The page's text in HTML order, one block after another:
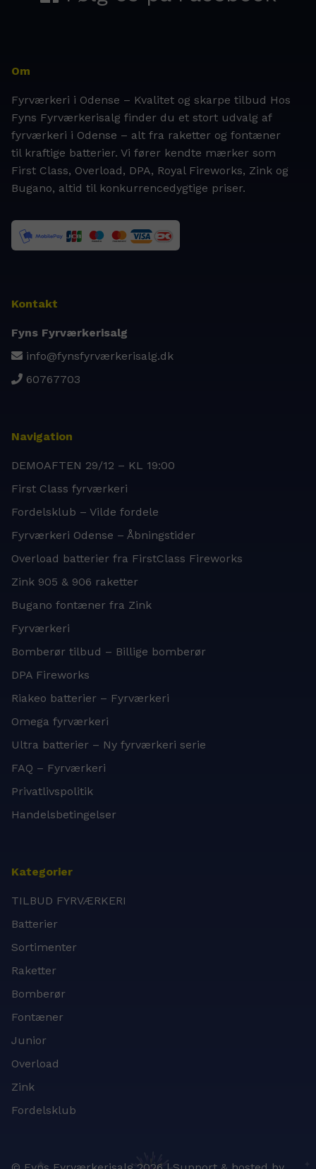
Om
Fyrværkeri i Odense – Kvalitet og skarpe tilbud Hos
Fyns Fyrværkerisalg finder du et stort udvalg af
fyrværkeri i Odense – alt fra raketter og fontæner
til kraftige batterier. Vi fører kendte mærker som
First Class, Overload, DPA, Royal Fireworks, Zink og
Bugano, altid til konkurrencedygtige priser.
Kontakt
Fyns Fyrværkerisalg
info@fynsfyrværkerisalg.dk
60767703
Navigation
DEMOAFTEN 29/12 – KL 19:00
First Class fyrværkeri
Fordelsklub – Vilde fordele
Fyrværkeri Odense – Åbningstider
Overload batterier fra FirstClass Fireworks
Zink 905 & 906 raketter
Bugano fontæner fra Zink
Fyrværkeri
Bomberør tilbud – Billige bomberør
DPA Fireworks
Riakeo batterier – Fyrværkeri
Omega fyrværkeri
Ultra batterier – Ny fyrværkeri serie
FAQ – Fyrværkeri
Privatlivspolitik
Handelsbetingelser
Kategorier
TILBUD FYRVÆRKERI
Batterier
Sortimenter
Raketter
Bomberør
Fontæner
Junior
Overload
Zink
Fordelsklub